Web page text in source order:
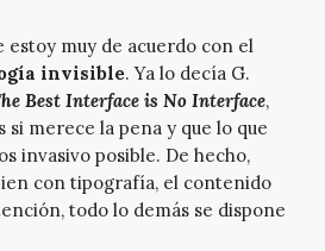
estoy muy de acuerdo con el
invisible. Ya lo decía G.
Best Interface is No Interface,
merece la pena y que lo que
invasivo posible. De hecho,
con tipografía, el contenido
todo lo demás se dispone